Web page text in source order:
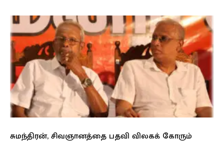
சுமந்திரன், சிவஞானத்தை பதவி விலகக் கோரும்